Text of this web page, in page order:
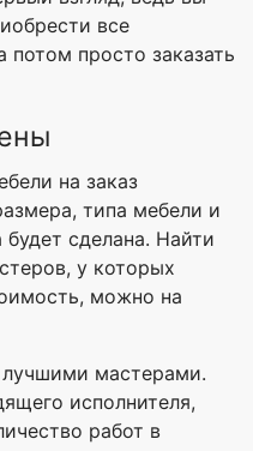
все
потом просто заказать
на заказ
типа мебели и
сделана. Найти
у которых
можно на
мастерами.
исполнителя,
работ в